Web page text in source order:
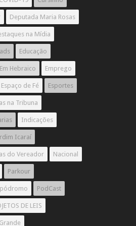
Deputada Maria Rosas
na Mídia
Educação
Em Hebraico Emprego
Espaço de Fé Esportes
na Tribuna
Indicações
Icaraí
do Vereador Nacional
Parkour
PodCast
DE LEIS